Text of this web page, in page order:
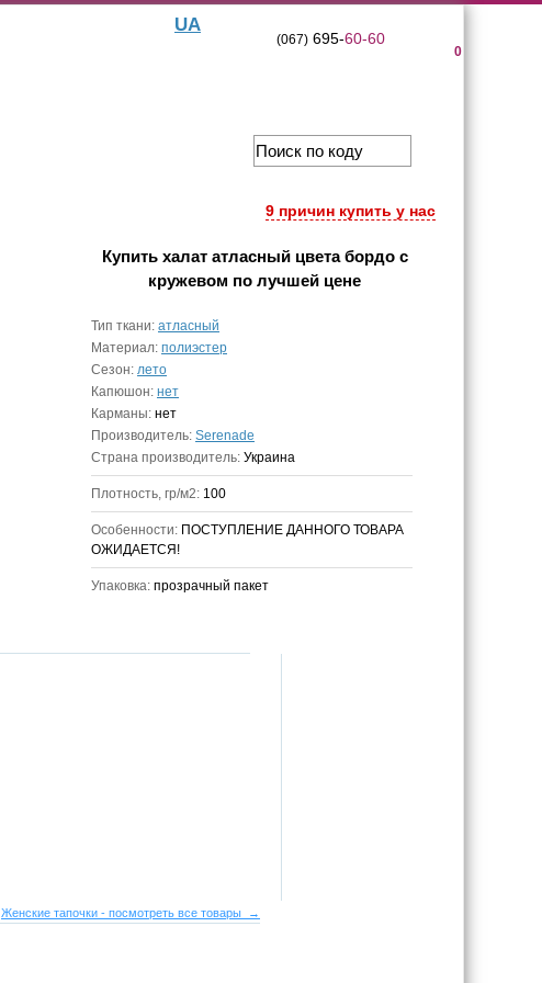
UA
0
(067)695-60-60
9 причин купить у нас
Купить халат атласный цвета бордо с
кружевом по лучшей цене
Тип ткани: атласный
Материал: полиэстер
Сезон: лето
Капюшон: нет
Карманы: нет
Производитель: Serenade
Страна производитель: Украина
Плотность, гр/м2: 100
Особенности: ПОСТУПЛЕНИЕ ДАННОГО ТОВАРА
ОЖИДАЕТСЯ!
Упаковка: прозрачный пакет
Женские тапочки - посмотреть все товары →